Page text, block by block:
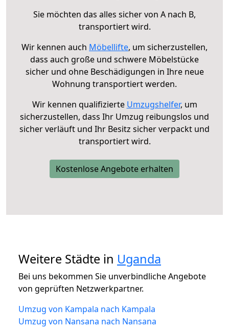
Sie möchten das alles sicher von A nach B,
transportiert wird.
Wir kennen auch Möbellifte, um sicherzustellen,
dass auch große und schwere Möbelstücke
sicher und ohne Beschädigungen in Ihre neue
Wohnung transportiert werden.
Wir kennen qualifizierte Umzugshelfer, um
sicherzustellen, dass Ihr Umzug reibungslos und
sicher verläuft und Ihr Besitz sicher verpackt und
transportiert wird.
Kostenlose Angebote erhalten
Weitere Städte in Uganda
Bei uns bekommen Sie unverbindliche Angebote
von geprüften Netzwerkpartner.
Umzug von Kampala nach Kampala
Umzug von Nansana nach Nansana